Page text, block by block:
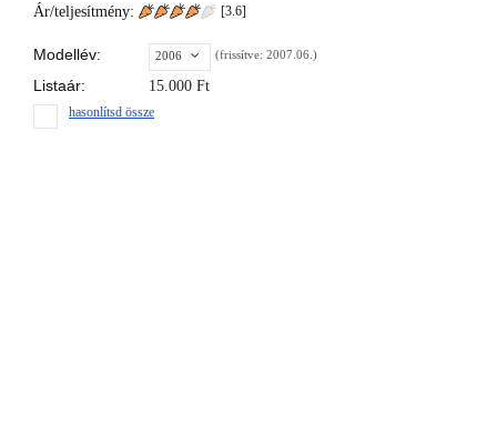
Ár/teljesítmény: [3.6]
Modellév: 2006 (frissítve: 2007.06.)
Listaár: 15.000 Ft
hasonlítsd össze